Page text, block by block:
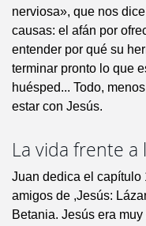
nerviosa», que nos
causas: el afán por
entender por qué su
terminar pronto lo que
huésped... Todo,
estar con Jesús.
La vida frente a
Juan dedica el capítulo
amigos de ,Jesús:
Betania. Jesús era